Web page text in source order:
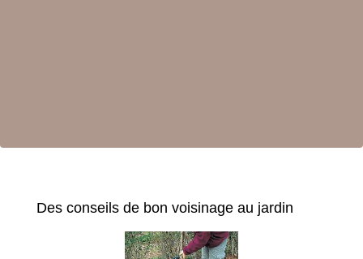
Des conseils de bon voisinage au jardin